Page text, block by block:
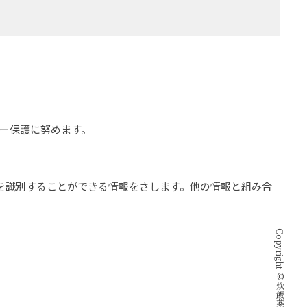
護に努めます。
別することができる情報をさします。他の情報と組み合